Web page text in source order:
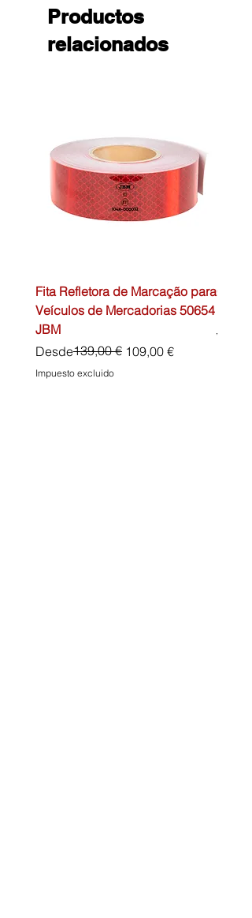
Productos
relacionados
Fita Refletora de Marcação para
Veículos de Mercadorias 50654
JBM
Desde
Precio139,00 € 109,00 €
Precio de oferta
Impuesto excluido
Precio
45,00 €